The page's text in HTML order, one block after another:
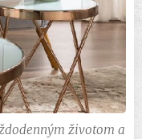
životom a